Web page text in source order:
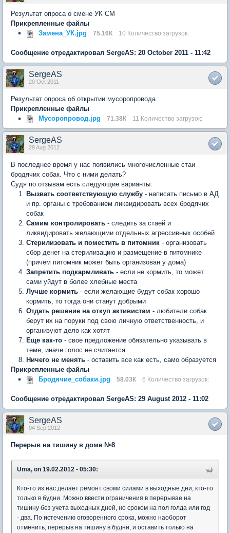
Результат опроса о смене УК СМ
Прикрепленные файлы
Замена_УК.jpg
75.16К 10 Количество загрузок:
Сообщение отредактировал SergeAS: 20 October 2011 - 11:42
SergeAS
20 Oct 2011
Результат опроса об открытии мусоропровода
Прикрепленные файлы
Мусоропровод.jpg
71.38К 11 Количество загрузок:
SergeAS
29 Aug 2012
В последнее время у нас появились многочисленные стаи
бродячих собак. Что с ними делать?
Судя по отзывам есть следующие варианты:
Вызвать соответствующую службу - написать письмо в АД
и пр. органы с требованием ликвидировать всех бродячих
собак
Самим контролировать - следить за стаей и
ликвидировать желающими отдельных агрессивных особей
Стерилизовать и поместить в питомник - организовать
сбор денег на стерилизацию и размещение в питомнике
(причем питомник может быть организован у дома)
Запретить подкармливать - если не кормить, то может
сами уйдут в более хлебные места
Лучше кормить - если желающие будут собак хорошо
кормить, то тогда они станут добрыми
Отдать решение на откуп активистам - любители собак
берут их на поруки под свою личную ответственность, и
организуют дело как хотят
Еще как-то - свое предложение обязательно указывать в
теме, иначе голос не считается
Ничего не менять - оставить все как есть, само образуется
Прикрепленные файлы
Бродячие_собаки.jpg
58.03К 6 Количество загрузок:
Сообщение отредактировал SergeAS: 29 August 2012 - 11:02
SergeAS
04 Sep 2012
Перерыв на тишину в доме №8
Uma, on 19.02.2012 - 05:30:
Кто-то из нас делает ремонт своми силами в выходные дни, кто-то
только в будни. Можно ввести ограничения в перерывае на
тишину без учета выходных дней, но сроком на пол голда или год
- два. По истечению оговоренного срока, можно наоборот
отменить, перерыв на тишину в будни, и оставить только на